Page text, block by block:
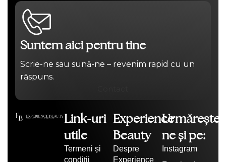
Suntem aici pentru tine
Scrie-ne sau sună-ne – revenim rapid cu un
răspuns.
Link-uri
utile
Termeni și
condiții
Experience
Beauty
Despre
Experience
Urmărește-
ne și pe:
Instagram